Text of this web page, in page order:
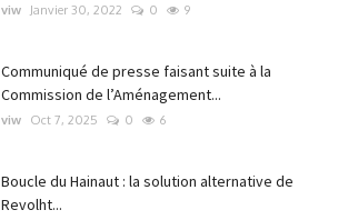
viw Janvier 30, 2022 0 9
Communiqué de presse faisant suite à la
Commission de l’Aménagement...
viw Oct 7, 2025 0 6
Boucle du Hainaut : la solution alternative de
Revolht...